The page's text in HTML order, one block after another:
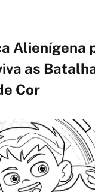
Alienígena
as
Cor